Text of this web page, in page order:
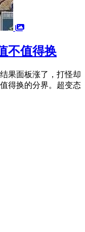
不值得换
果面板涨了，打怪却
得换的分界。超变态